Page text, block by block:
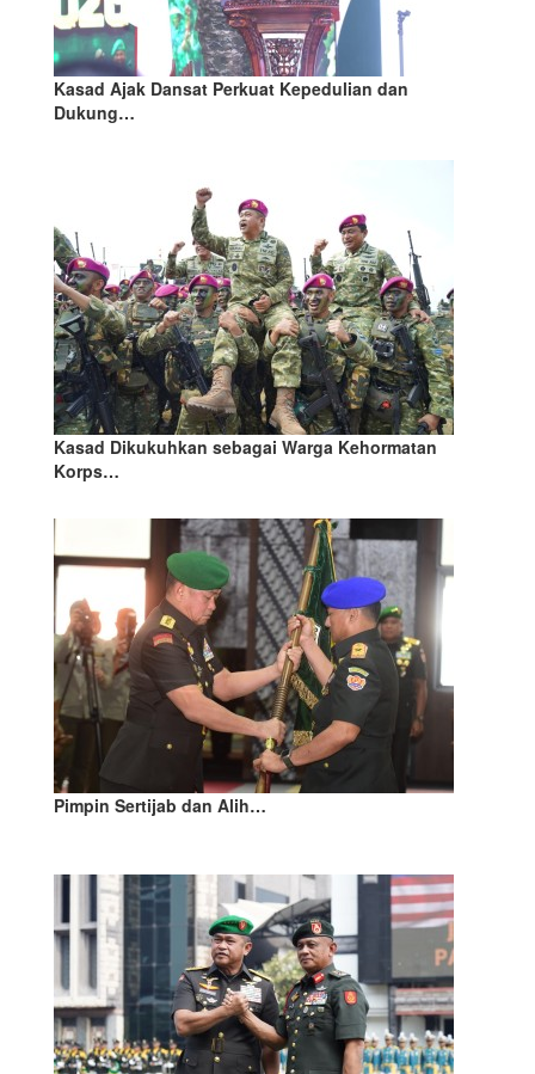
Kasad Ajak Dansat Perkuat Kepedulian dan
Dukung…
Kasad Dikukuhkan sebagai Warga Kehormatan
Korps…
Pimpin Sertijab dan Alih…